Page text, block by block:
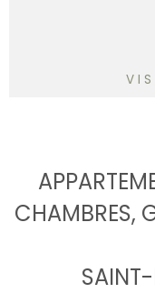
CHAMBRES,